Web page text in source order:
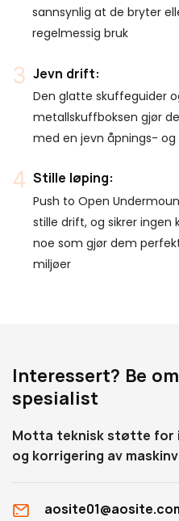
sannsynlig at de bryter
regelmessig bruk
Jevn drift:
Den glatte skuffeguider
metallskuffboksen gjør
med en jevn åpnings- og
Stille løping:
Push to Open
stille drift, og sikrer ingen
noe som gjør dem
miljøer
Interessert? Be
spesialist
Motta teknisk støtte for
og korrigering av